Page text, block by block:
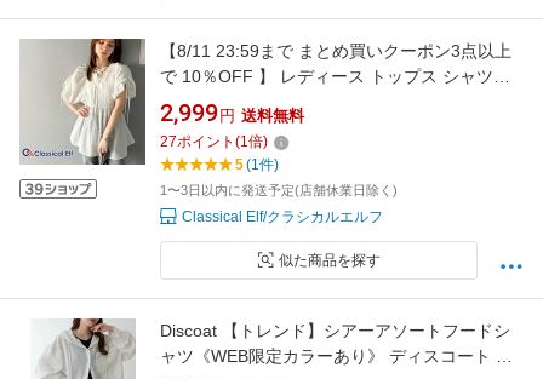
【8/11 23:59まで まとめ買いクーポン3点以上
で 10％OFF 】 レディース トップス シャツ・
ブラウス シアサッカー ギャザーパフスリーブ
チュニックブラウス 前後2WAY 使い勝手 華や
か 大人カジュアル 春夏 2025ss 春 夏 クラシカ
ルエルフ ce1070143
2,999 円 送料無料
27ポイント (1倍)
5(1件)
1〜3日以内に発送予定(店舗休業日除く)
Classical Elf/クラシカルエルフ
似た商品を探す
Discoat 【トレンド】シアーアソートフードシ
ャツ《WEB限定カラーあり》 ディスコート ト